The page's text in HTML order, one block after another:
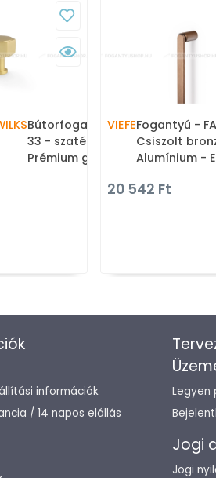
Bútorfogantyú - Vesper Hex
33 - szatén réz - Réz -
Prémium gombfogantyú,
VIEFEFogantyú -
Csiszolt
Alumínium -
bútorfogantyú
20 542 Ft
információk
/ 14 napos elállás
Legyen
Jogi
Jogi